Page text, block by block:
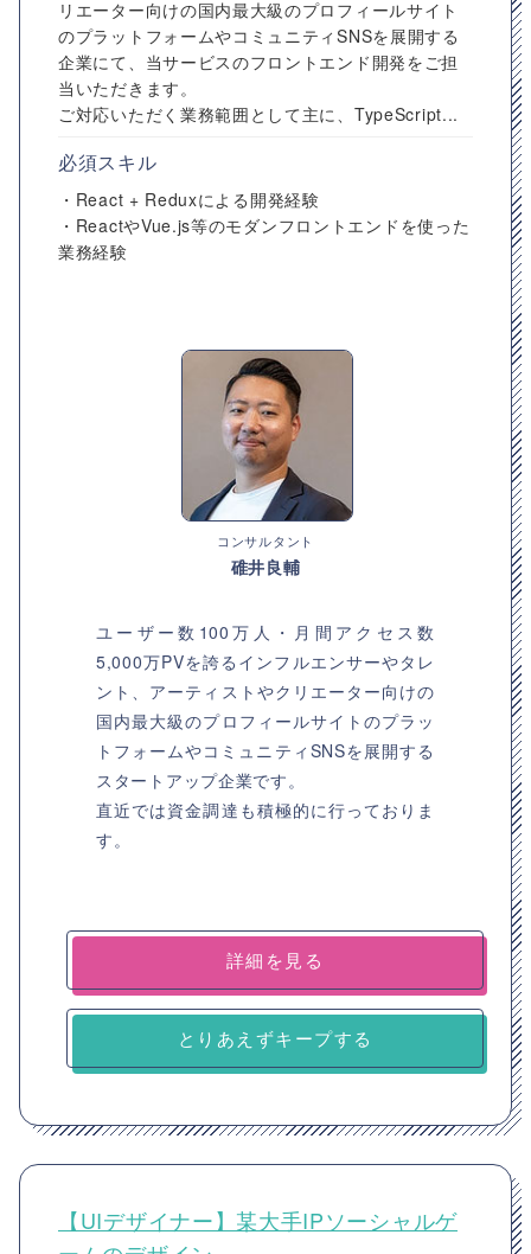
リエーター向けの国内最大級のプロフィールサイト
のプラットフォームやコミュニティSNSを展開する
企業にて、当サービスのフロントエンド開発をご担
当いただきます。
ご対応いただく業務範囲として主に、TypeScript...
必須スキル
・React + Reduxによる開発経験
・ReactやVue.js等のモダンフロントエンドを使った
業務経験
コンサルタント
碓井良輔
ユーザー数100万人・月間アクセス数
5,000万PVを誇るインフルエンサーやタレ
ント、アーティストやクリエーター向けの
国内最大級のプロフィールサイトのプラッ
トフォームやコミュニティSNSを展開する
スタートアップ企業です。
直近では資金調達も積極的に行っておりま
す。
詳細を見る
とりあえずキープする
【UIデザイナー】某大手IPソーシャルゲ